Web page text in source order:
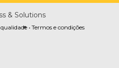
& Solutions
•Termos e condições